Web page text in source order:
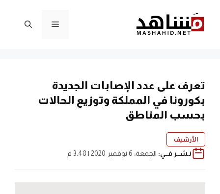
المحتوى
القائمة
تعرف على عدد الإصابات الجديدة
بكورونا في المملكة وتوزيع الحالات
بحسب المناطق
الأرشيف
نـشــر فــي: الجمعة، 6 نوفمبر 2020 | 3:48 م